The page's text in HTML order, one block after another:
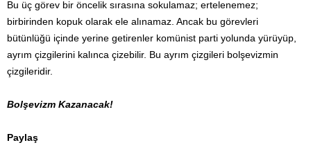
Bu üç görev bir öncelik sırasına sokulamaz; ertelenemez;
birbirinden kopuk olarak ele alınamaz. Ancak bu görevleri
bütünlüğü içinde yerine getirenler komünist parti yolunda yürüyüp,
ayrım çizgilerini kalınca çizebilir. Bu ayrım çizgileri bolşevizmin
çizgileridir.
Bolşevizm Kazanacak!
Paylaş